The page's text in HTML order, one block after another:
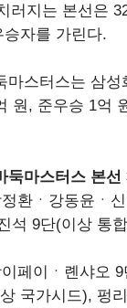
러지는 본선은
자를 가린다.
마스터스는 삼
원, 준우승 1억
마스터스 본선
환ㆍ강동윤ㆍ
석 9단(이상 통
페이ㆍ롄샤오
국가시드), 펑